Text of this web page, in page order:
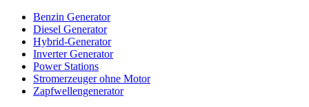
Benzin Generator
Diesel Generator
Hybrid-Generator
Inverter Generator
Power Stations
Stromerzeuger ohne Motor
Zapfwellengenerator